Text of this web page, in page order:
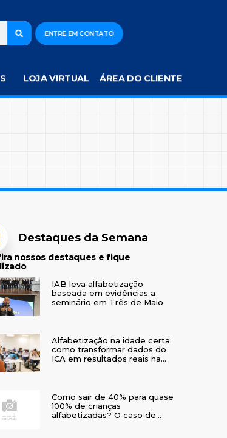
ENTRE EM CONTATO
LOJA VIRTUAL ÁREA DO CLIENTE
Destaques da Semana
nossos destaques e fique
IAB leva alfabetização
baseada em evidências a
seminário em Três de Maio
Alfabetização na idade certa:
como transformar dados do
ICA em resultados reais na
Como sair de 40% para quase
100% de crianças
alfabetizadas? O caso de